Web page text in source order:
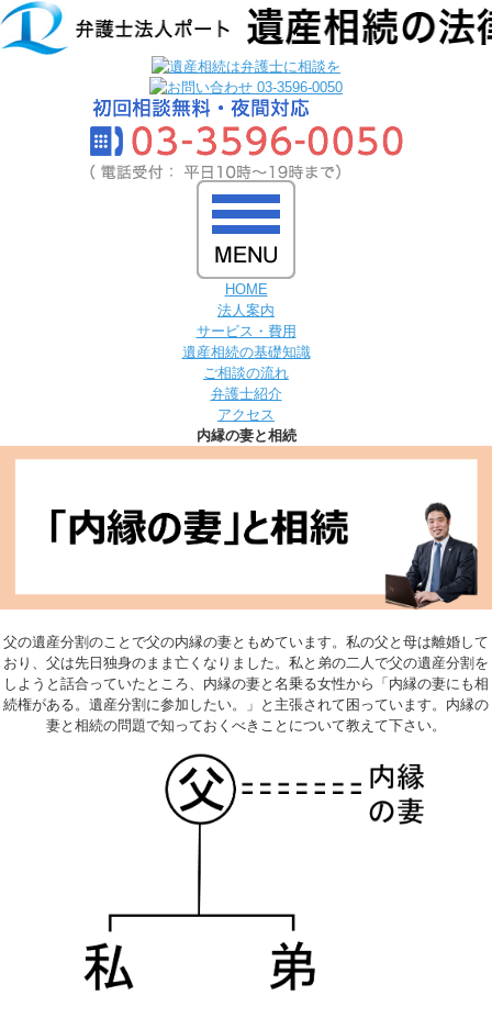
HOME
法人案内
サービス・費用
遺産相続の基礎知識
ご相談の流れ
弁護士紹介
アクセス
内縁の妻と相続
父の遺産分割のことで父の内縁の妻ともめています。私の父と母は離婚して
おり、父は先日独身のまま亡くなりました。私と弟の二人で父の遺産分割を
しようと話合っていたところ、内縁の妻と名乗る女性から「内縁の妻にも相
続権がある。遺産分割に参加したい。」と主張されて困っています。内縁の
妻と相続の問題で知っておくべきことについて教えて下さい。